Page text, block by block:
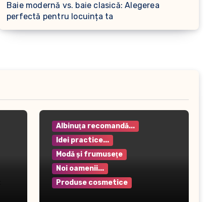
Baie modernă vs. baie clasică: Alegerea
perfectă pentru locuința ta
Albinuţa recomandă...
Idei practice...
Modă şi frumuseţe
Noi oamenii...
Produse cosmetice